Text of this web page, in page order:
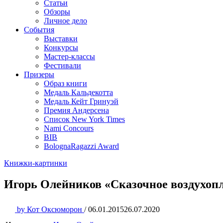
Статьи
Обзоры
Личное дело
События
Выставки
Конкурсы
Мастер-классы
Фестивали
Призеры
Образ книги
Медаль Кальдекотта
Медаль Кейт Гринуэй
Премия Андерсена
Список New York Times
Nami Concours
BIB
BolognaRagazzi Award
Книжки-картинки
Игорь Олейников «Сказочное
by Кот Оксюморон / 06.01.201526.07.2020